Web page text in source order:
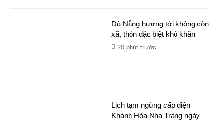
Đà Nẵng hướng tới không còn
xã, thôn đặc biệt khó khăn
20 phút trước
Lịch tạm ngừng cấp điện
Khánh Hòa Nha Trang ngày